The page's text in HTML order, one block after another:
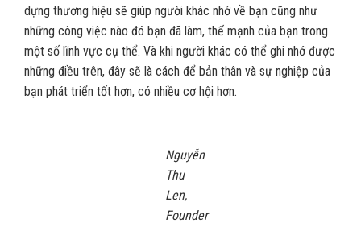
dựng thương hiệu sẽ giúp người khác nhớ về bạn cũng như
những công việc nào đó bạn đã làm, thế mạnh của bạn trong
một số lĩnh vực cụ thể. Và khi người khác có thể ghi nhớ được
những điều trên, đây sẽ là cách để bản thân và sự nghiệp của
bạn phát triển tốt hơn, có nhiều cơ hội hơn.
Nguyễn
Thu
Len,
Founder